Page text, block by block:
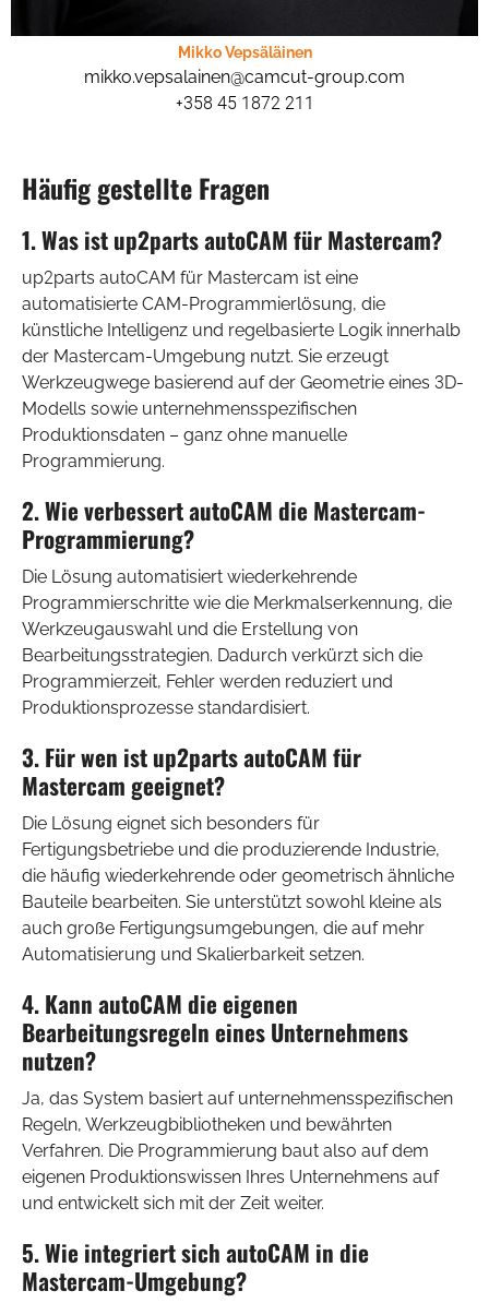
Mikko Vepsäläinen
mikko.vepsalainen@camcut-group.com
+358 45 1872 211
Häufig gestellte Fragen
1. Was ist up2parts autoCAM für Mastercam?
up2parts autoCAM für Mastercam ist eine
automatisierte CAM-Programmierlösung, die
künstliche Intelligenz und regelbasierte Logik innerhalb
der Mastercam-Umgebung nutzt. Sie erzeugt
Werkzeugwege basierend auf der Geometrie eines 3D-
Modells sowie unternehmensspezifischen
Produktionsdaten – ganz ohne manuelle
Programmierung.
2. Wie verbessert autoCAM die Mastercam-
Programmierung?
Die Lösung automatisiert wiederkehrende
Programmierschritte wie die Merkmalserkennung, die
Werkzeugauswahl und die Erstellung von
Bearbeitungsstrategien. Dadurch verkürzt sich die
Programmierzeit, Fehler werden reduziert und
Produktionsprozesse standardisiert.
3. Für wen ist up2parts autoCAM für
Mastercam geeignet?
Die Lösung eignet sich besonders für
Fertigungsbetriebe und die produzierende Industrie,
die häufig wiederkehrende oder geometrisch ähnliche
Bauteile bearbeiten. Sie unterstützt sowohl kleine als
auch große Fertigungsumgebungen, die auf mehr
Automatisierung und Skalierbarkeit setzen.
4. Kann autoCAM die eigenen
Bearbeitungsregeln eines Unternehmens
nutzen?
Ja, das System basiert auf unternehmensspezifischen
Regeln, Werkzeugbibliotheken und bewährten
Verfahren. Die Programmierung baut also auf dem
eigenen Produktionswissen Ihres Unternehmens auf
und entwickelt sich mit der Zeit weiter.
5. Wie integriert sich autoCAM in die
Mastercam-Umgebung?